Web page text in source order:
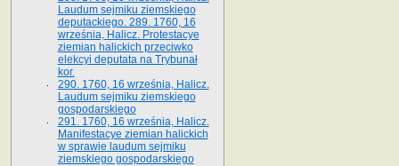
Laudum sejmiku ziemskiego
deputackiego. 289. 1760, 16
września, Halicz. Protestacye
ziemian halickich przeciwko
elekcyi deputata na Trybunał
kor.
290. 1760, 16 września, Halicz.
Laudum sejmiku ziemskiego
gospodarskiego
291. 1760, 16 września, Halicz.
Manifestacye ziemian halickich
w sprawie laudum sejmiku
ziemskiego gospodarskiego